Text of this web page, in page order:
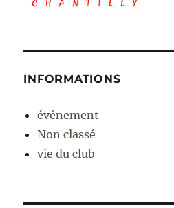
INFORMATIONS
événement
Non classé
vie du club